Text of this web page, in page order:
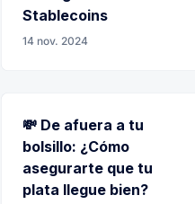
Stablecoins
14 nov. 2024
💸 De afuera a tu
bolsillo: ¿Cómo
asegurarte que tu
plata llegue bien?